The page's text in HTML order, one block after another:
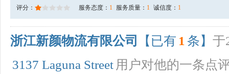
评分： 服务态度： 1 服务质量： 1 诚信度： 1
浙江新颜物流有限公司 【已有 1 条】 于
3137 Laguna Street 用户对他的一条点